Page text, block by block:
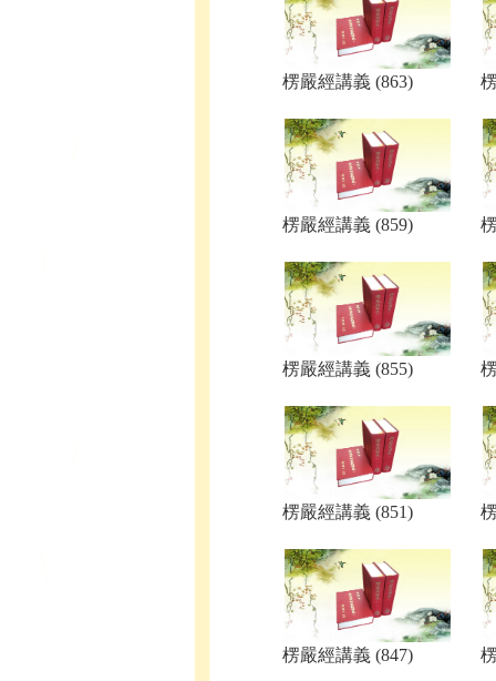
楞嚴經講義 (863)
楞嚴經講義 (859)
楞嚴經講義 (855)
楞嚴經講義 (851)
楞嚴經講義 (847)